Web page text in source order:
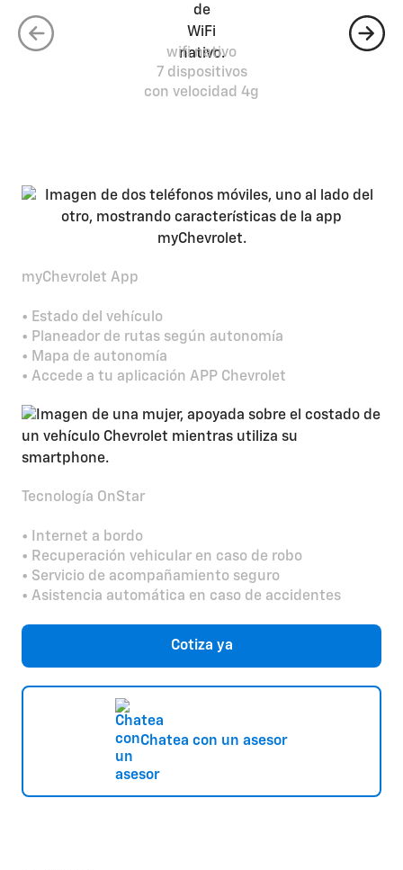
wifi nativo
7 dispositivos
con velocidad 4g
myChevrolet App
• Estado del vehículo
• Planeador de rutas según autonomía
• Mapa de autonomía
• Accede a tu aplicación APP Chevrolet
Tecnología OnStar
• Internet a bordo
• Recuperación vehicular en caso de robo
• Servicio de acompañamiento seguro
• Asistencia automática en caso de accidentes
Cotiza ya
Chatea con un asesor